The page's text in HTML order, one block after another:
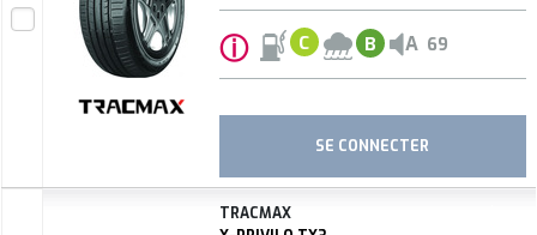
ⓘ C B A 69
SE CONNECTER
TRACMAX